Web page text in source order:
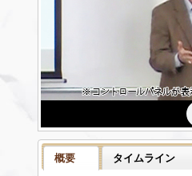
概要 タイムライン